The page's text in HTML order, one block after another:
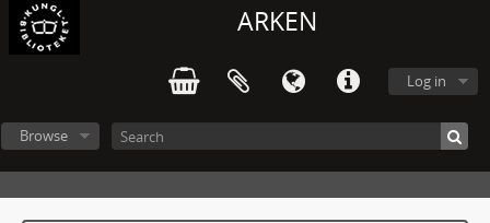
ARKEN
Log in
Browse